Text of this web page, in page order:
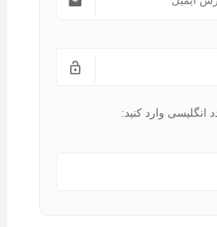
وارد کنید: